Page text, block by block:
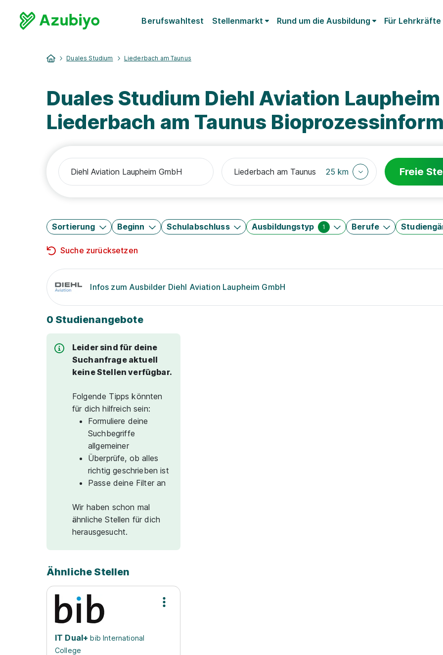
Berufswahltest Stellenmarkt Rund um die Ausbildung Für Lehrkräfte
Duales Studium Liederbach am Taunus
Duales Studium Diehl Aviation Laupheim
Liederbach am Taunus
25 km Freie
Sortierung Beginn Schulabschluss Ausbildungstyp 1 Berufe
Suche zurücksetzen
Infos zum Ausbilder Diehl Aviation Laupheim GmbH
0 Studienangebote
Leider sind für deine
Suchanfrage aktuell
keine Stellen verfügbar.
Folgende Tipps könnten
für dich hilfreich sein:
Formuliere deine
Suchbegriffe
allgemeiner
Überprüfe, ob alles
richtig geschrieben ist
Passe deine Filter an
Wir haben schon mal
ähnliche Stellen für dich
herausgesucht.
Ähnliche Stellen
IT Dual+ bib International
College